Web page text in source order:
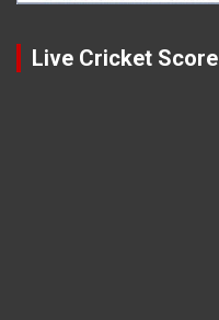
Live Cricket Score